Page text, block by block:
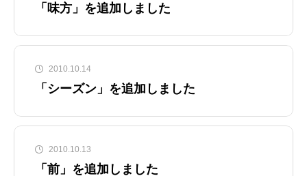
「味方」を追加しました
2010.10.14
「シーズン」を追加しました
2010.10.13
「前」を追加しました